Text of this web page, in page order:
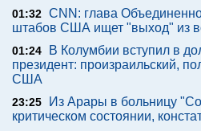
01:32 CNN: глава
штабов США ищет "выход" из
01:24
В Колумбии вступил в
президент: произраильский,
США
23:25
Из Арары в больницу
критическом состоянии,